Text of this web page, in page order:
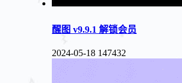
醒图 v9.9.1 解锁会员
2024-05-18 147432